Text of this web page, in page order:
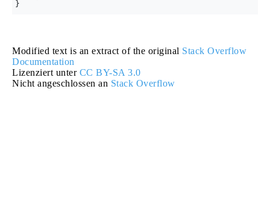
Modified text is an extract of the original Stack Overflow
Documentation
Lizenziert unter CC BY-SA 3.0
Nicht angeschlossen an Stack Overflow